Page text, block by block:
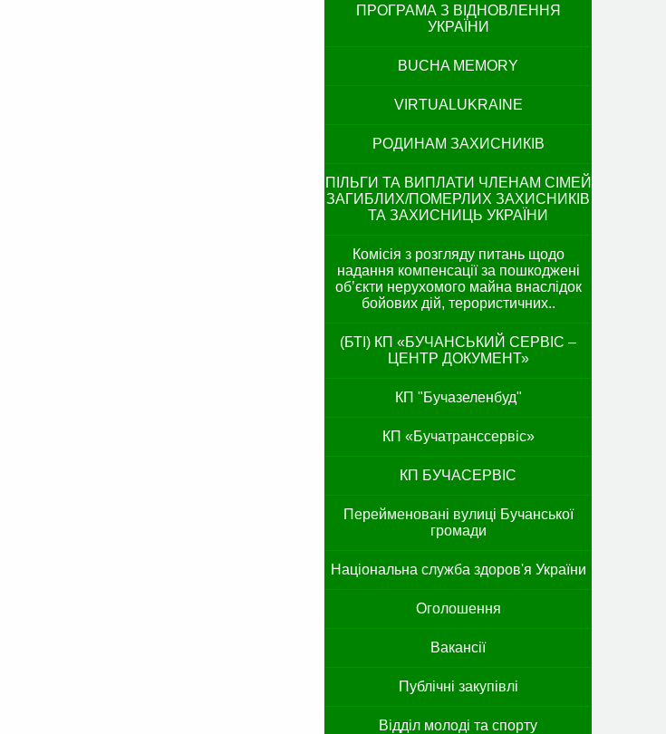
ПРОГРАМА З ВІДНОВЛЕННЯ
УКРАЇНИ
BUCHA MEMORY
VIRTUALUKRAINE
РОДИНАМ ЗАХИСНИКІВ
ПІЛЬГИ ТА ВИПЛАТИ ЧЛЕНАМ СІМЕЙ
ЗАГИБЛИХ/ПОМЕРЛИХ ЗАХИСНИКІВ
ТА ЗАХИСНИЦЬ УКРАЇНИ
Комісія з розгляду питань щодо
надання компенсації за пошкоджені
об’єкти нерухомого майна внаслідок
бойових дій, терористичних..
(БТІ) КП «БУЧАНСЬКИЙ СЕРВІС –
ЦЕНТР ДОКУМЕНТ»
КП "Бучазеленбуд"
КП «Бучатранссервіс»
КП БУЧАСЕРВІС
Перейменовані вулиці Бучанської
громади
Національна служба здоров'я України
Оголошення
Вакансії
Публічні закупівлі
Відділ молоді та спорту